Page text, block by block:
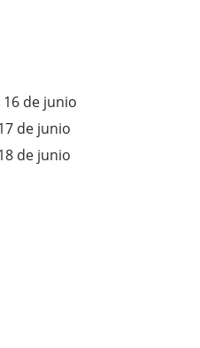
de junio
de junio
de junio